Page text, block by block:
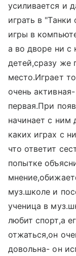
усиливается и
играть в
игры в
а во дворе ни с
детей,сразу же
место.Играет
очень
первая.При
начинает с ним
каких играх с
что ответит
попытке
муз.школе и
ученица в
любит спорт,а
отжаться,он
довольна- он